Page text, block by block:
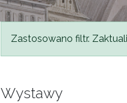
Komunikat
Zastosowano filtr.
Wystawy